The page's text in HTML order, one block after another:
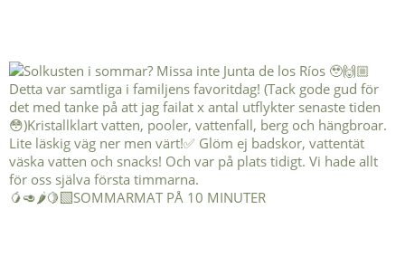
🥭🥑🌶️🍋‍🟩SOMMARMAT PÅ 10 MINUTER